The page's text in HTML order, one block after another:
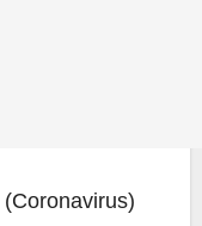
(Coro­na­vi­rus)